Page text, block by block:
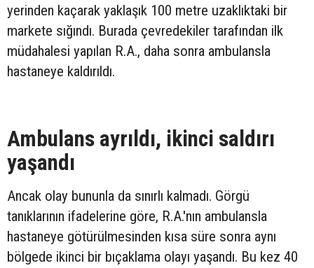
yerinden kaçarak yaklaşık 100 metre uzaklıktaki bir
markete sığındı. Burada çevredekiler tarafından ilk
müdahalesi yapılan R.A., daha sonra ambulansla
hastaneye kaldırıldı.
Ambulans ayrıldı, ikinci saldırı
yaşandı
Ancak olay bununla da sınırlı kalmadı. Görgü
tanıklarının ifadelerine göre, R.A.'nın ambulansla
hastaneye götürülmesinden kısa süre sonra aynı
bölgede ikinci bir bıçaklama olayı yaşandı. Bu kez 40